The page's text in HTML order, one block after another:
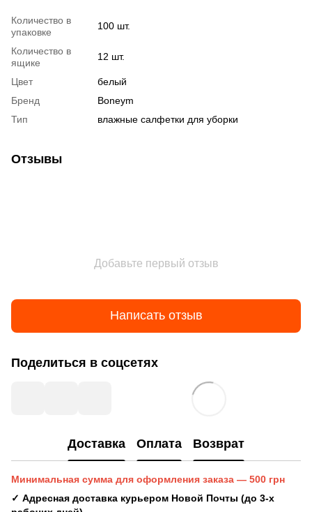
Количество в
упаковке
100 шт.
Количество в
ящике
12 шт.
Цвет
белый
Бренд
Boneym
Тип
влажные салфетки для уборки
Отзывы
Добавьте первый отзыв
Написать отзыв
Поделиться в соцсетях
Доставка Оплата Возврат
Минимальная сумма для оформления заказа — 500 грн
✓ Адресная доставка курьером Новой Почты (до 3-х